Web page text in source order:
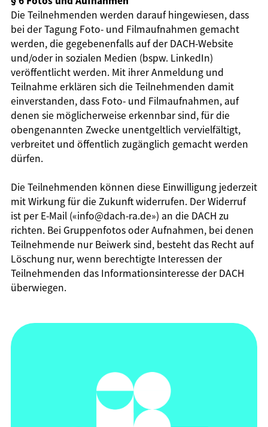
Die Teilnehmenden werden darauf hingewiesen, dass
bei der Tagung Foto- und Filmaufnahmen gemacht
werden, die gegebenenfalls auf der DACH-Website
und/oder in sozialen Medien (bspw. LinkedIn)
veröffentlicht werden. Mit ihrer Anmeldung und
Teilnahme erklären sich die Teilnehmenden damit
einverstanden, dass Foto- und Filmaufnahmen, auf
denen sie möglicherweise erkennbar sind, für die
obengenannten Zwecke unentgeltlich vervielfältigt,
verbreitet und öffentlich zugänglich gemacht werden
dürfen.
Die Teilnehmenden können diese Einwilligung jederzeit
mit Wirkung für die Zukunft widerrufen. Der Widerruf
ist per E-Mail («info@dach-ra.de») an die DACH zu
richten. Bei Gruppenfotos oder Aufnahmen, bei denen
Teilnehmende nur Beiwerk sind, besteht das Recht auf
Löschung nur, wenn berechtigte Interessen der
Teilnehmenden das Informationsinteresse der DACH
überwiegen.